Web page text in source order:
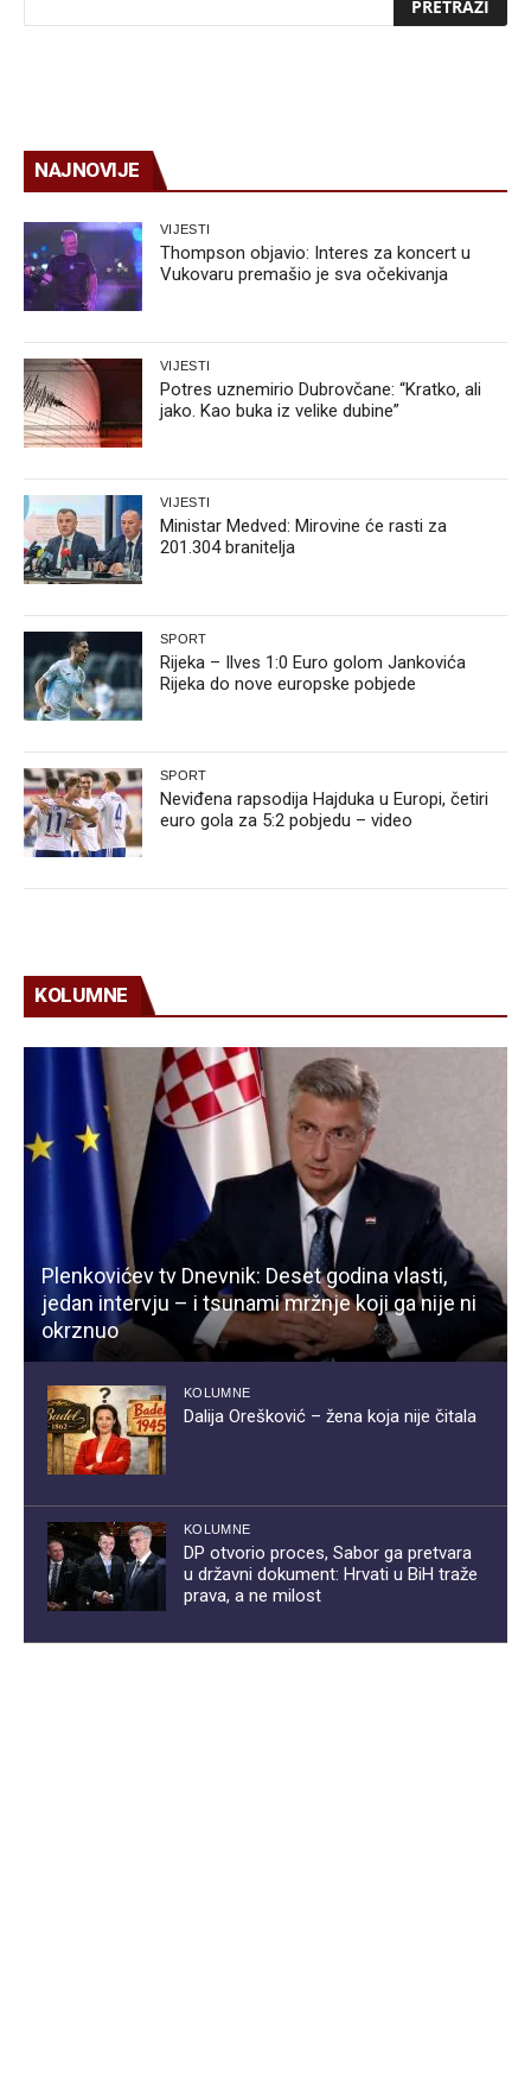
NAJNOVIJE
VIJESTI
Thompson objavio: Interes za koncert u
Vukovaru premašio je sva očekivanja
VIJESTI
Potres uznemirio Dubrovčane: “Kratko, ali
jako. Kao buka iz velike dubine”
VIJESTI
Ministar Medved: Mirovine će rasti za
201.304 branitelja
SPORT
Rijeka – Ilves 1:0 Euro golom Jankovića
Rijeka do nove europske pobjede
SPORT
Neviđena rapsodija Hajduka u Europi, četiri
euro gola za 5:2 pobjedu – video
KOLUMNE
Plenkovićev tv Dnevnik: Deset godina vlasti,
jedan intervju – i tsunami mržnje koji ga nije ni
okrznuo
KOLUMNE
Dalija Orešković – žena koja nije čitala
KOLUMNE
DP otvorio proces, Sabor ga pretvara
u državni dokument: Hrvati u BiH traže
prava, a ne milost